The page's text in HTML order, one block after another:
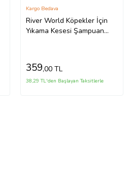
River World Köpekler İçin
Yıkama Kesesi Şampuan
Kargo Bedava
359,00 TL
38,29 TL'den Başlayan Taksitlerle